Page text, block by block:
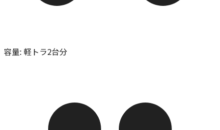
容量: 軽トラ2台分